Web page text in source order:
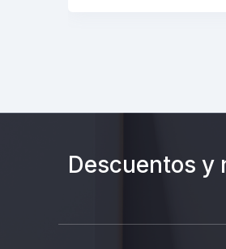
Descuentos y